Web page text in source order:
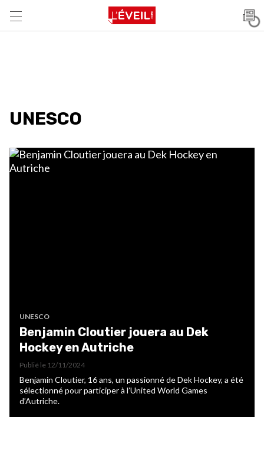
UNESCO
UNESCO
Benjamin Cloutier jouera au Dek
Hockey en Autriche
Publié le 12/11/2024
Benjamin Cloutier, 16 ans, un passionné de Dek Hockey, a été
sélectionné pour participer à l’United World Games
d’Autriche.